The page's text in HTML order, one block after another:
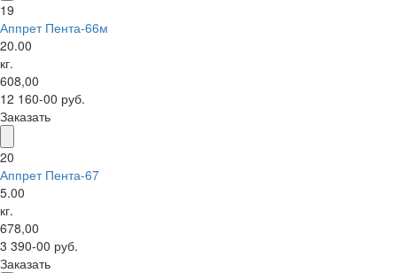
19
Аппрет Пента-66м
20.00
кг.
608,00
12 160-00 руб.
Заказать
20
Аппрет Пента-67
5.00
кг.
678,00
3 390-00 руб.
Заказать